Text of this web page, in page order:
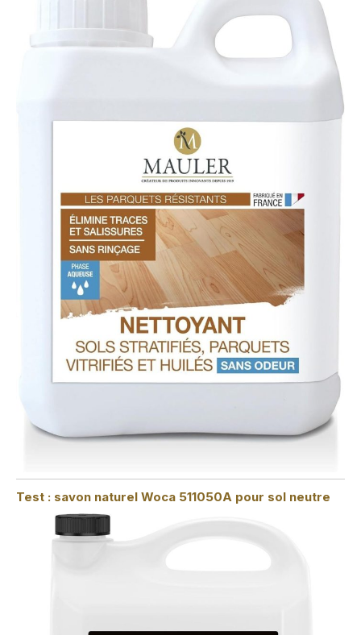
Test : savon naturel Woca 511050A pour sol neutre